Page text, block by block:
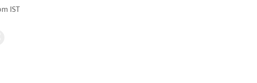
IST